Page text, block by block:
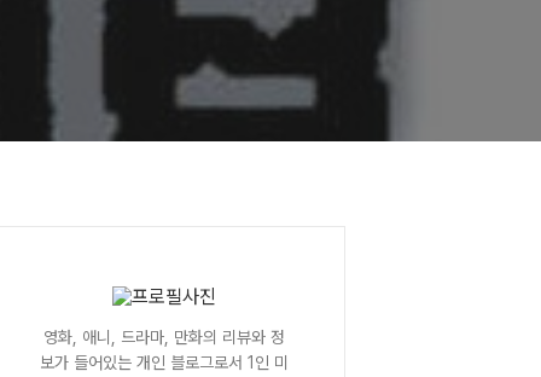
영화, 애니, 드라마, 만화의 리뷰와 정
보가 들어있는 개인 블로그로서 1인 미